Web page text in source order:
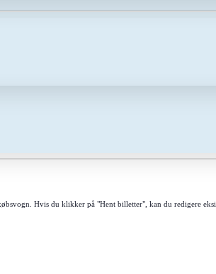
Hvis du klikker på "Hent billetter", kan du redigere